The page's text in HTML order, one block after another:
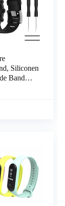
Siliconen
Band